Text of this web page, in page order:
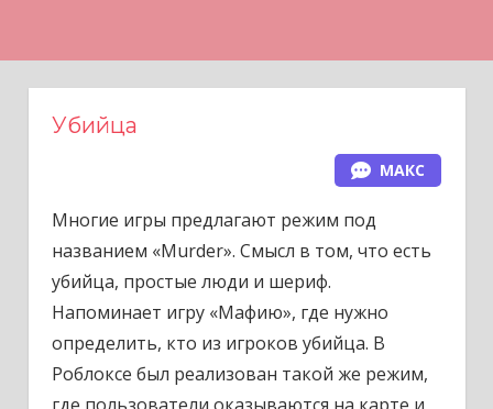
Убийца
МАКС
Многие игры предлагают режим под
названием «Murder». Смысл в том, что есть
убийца, простые люди и шериф.
Напоминает игру «Мафию», где нужно
определить, кто из игроков убийца. В
Роблоксе был реализован такой же режим,